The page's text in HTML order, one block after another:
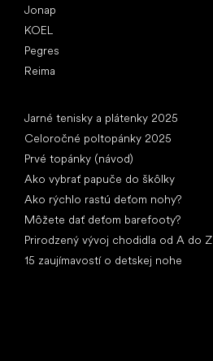
Jonap
KOEL
Pegres
Reima
Jarné tenisky a plátenky 2025
Celoročné poltopánky 2025
Prvé topánky (návod)
Ako vybrať papuče do škôlky
Ako rýchlo rastú deťom nohy?
Môžete dať deťom barefooty?
Prirodzený vývoj chodidla od A do Z
15 zaujímavostí o detskej nohe